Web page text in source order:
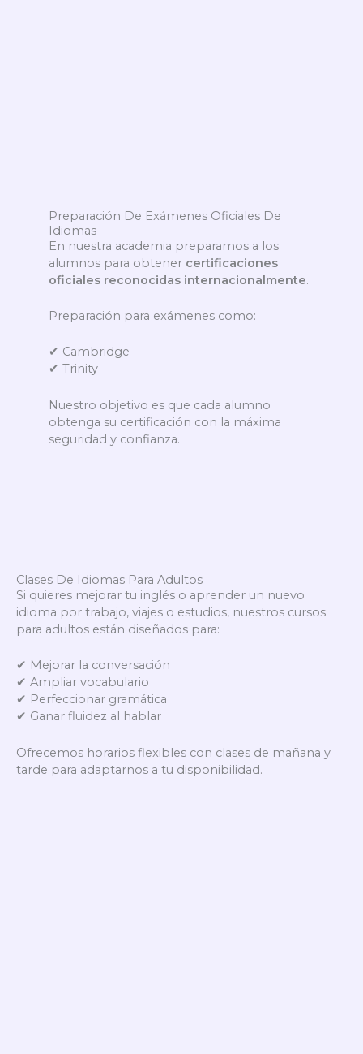
Preparación De Exámenes Oficiales De
Idiomas
En nuestra academia preparamos a los
alumnos para obtener certificaciones
oficiales reconocidas internacionalmente.
Preparación para exámenes como:
✔ Cambridge
✔ Trinity
Nuestro objetivo es que cada alumno
obtenga su certificación con la máxima
seguridad y confianza.
Clases De Idiomas Para Adultos
Si quieres mejorar tu inglés o aprender un nuevo
idioma por trabajo, viajes o estudios, nuestros cursos
para adultos están diseñados para:
✔ Mejorar la conversación
✔ Ampliar vocabulario
✔ Perfeccionar gramática
✔ Ganar fluidez al hablar
Ofrecemos horarios flexibles con clases de mañana y
tarde para adaptarnos a tu disponibilidad.